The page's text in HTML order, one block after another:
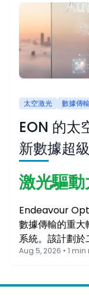
太空激光 數據傳
EON 的太
新數據超
激光驅
Endeavour
數據傳輸的重
系統。該計劃於
Aug 5, 2026 • 1 min